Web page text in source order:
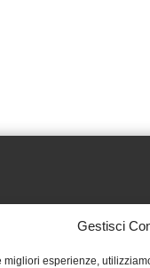
Gestisci
migliori esperienze,